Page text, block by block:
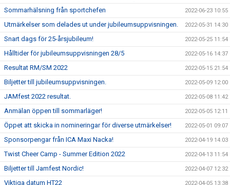
Sommarhälsning från sportchefen 2022-06-23 10:55
Utmärkelser som delades ut under jubileumsuppvisningen. 2022-05-31 14:30
Snart dags för 25-årsjubileum! 2022-05-25 11:54
Hålltider för jubileumsuppvisningen 28/5 2022-05-16 14:37
Resultat RM/SM 2022 2022-05-15 21:54
Biljetter till jubileumsuppvisningen. 2022-05-09 12:00
JAMfest 2022 resultat. 2022-05-08 11:42
Anmälan öppen till sommarläger! 2022-05-05 12:11
Öppet att skicka in nomineringar för diverse utmärkelser! 2022-05-01 09:07
Sponsorpengar från ICA Maxi Nacka! 2022-04-19 14:03
Twist Cheer Camp - Summer Edition 2022 2022-04-13 11:54
Biljetter till Jamfest Nordic! 2022-04-07 12:32
Viktiga datum HT22 2022-04-05 13:38